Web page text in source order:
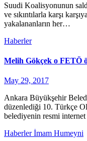
Suudi Koalisyonunun
ve sıkıntılarla karşı
yakalananların her…
Haberler
Melih Gökçek o FETÖ
May 29, 2017
Ankara Büyükşehir
düzenlediği 10. Türkçe
belediyenin resmi
Haberlerİmam Humeyni